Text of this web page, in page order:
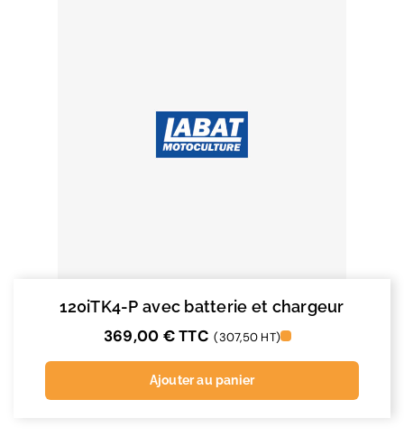
120iTK4-P avec batterie et chargeur
369,00 €TTC (307,50 HT)
Ajouter au panier